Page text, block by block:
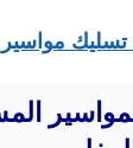
تسليك